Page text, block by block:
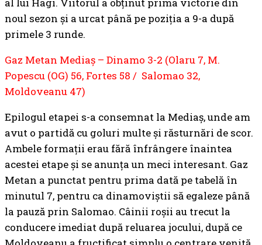
noul sezon și a urcat până pe poziția a 9-a după
primele 3 runde.
Gaz Metan Mediaș – Dinamo 3-2 (Olaru 7, M.
Popescu (OG) 56, Fortes 58 / Salomao 32,
Moldoveanu 47)
Epilogul etapei s-a consemnat la Mediaș, unde am
avut o partidă cu goluri multe și răsturnări de scor.
Ambele formații erau fără înfrângere înaintea
acestei etape și se anunța un meci interesant. Gaz
Metan a punctat pentru prima dată pe tabelă în
minutul 7, pentru ca dinamoviștii să egaleze până
la pauză prin Salomao. Câinii roșii au trecut la
conducere imediat după reluarea jocului, după ce